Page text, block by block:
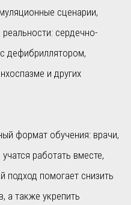
сценарии,
сердечно-
дефибриллятором,
и других
формат обучения: врачи,
работать вместе,
подход помогает снизить
а также укрепить